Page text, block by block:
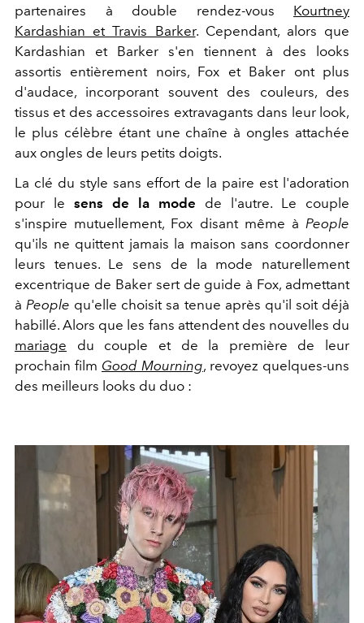
partenaires à double rendez-vous Kourtney
Kardashian et Travis Barker. Cependant, alors que
Kardashian et Barker s'en tiennent à des looks
assortis entièrement noirs, Fox et Baker ont plus
d'audace, incorporant souvent des couleurs, des
tissus et des accessoires extravagants dans leur look,
le plus célèbre étant une chaîne à ongles attachée
aux ongles de leurs petits doigts.
La clé du style sans effort de la paire est l'adoration
pour le sens de la mode de l'autre. Le couple
s'inspire mutuellement, Fox disant même à People
qu'ils ne quittent jamais la maison sans coordonner
leurs tenues. Le sens de la mode naturellement
excentrique de Baker sert de guide à Fox, admettant
àPeople qu'elle choisit sa tenue après qu'il soit déjà
habillé. Alors que les fans attendent des nouvelles du
mariage du couple et de la première de leur
prochain film Good Mourning, revoyez quelques-uns
des meilleurs looks du duo :